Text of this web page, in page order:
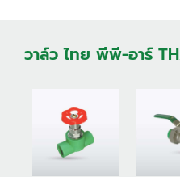
ข้อต่อตรง
วาล์ว ไทย พีพี-อาร์